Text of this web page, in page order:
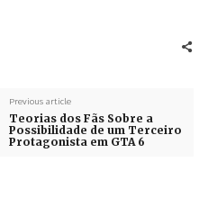
Previous article
Teorias dos Fãs Sobre a
Possibilidade de um Terceiro
Protagonista em GTA 6